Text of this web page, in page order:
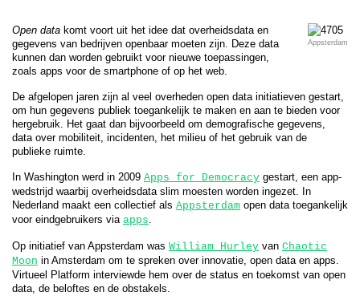
Appsterdam
Open data komt voort uit het idee dat overheidsdata en
gegevens van bedrijven openbaar moeten zijn. Deze data
kunnen dan worden gebruikt voor nieuwe toepassingen,
zoals apps voor de smartphone of op het web.
De afgelopen jaren zijn al veel overheden open data initiatieven gestart,
om hun gegevens publiek toegankelijk te maken en aan te bieden voor
hergebruik. Het gaat dan bijvoorbeeld om demografische gegevens,
data over mobiliteit, incidenten, het milieu of het gebruik van de
publieke ruimte.
In Washington werd in 2009 Apps for Democracy gestart, een app-
wedstrijd waarbij overheidsdata slim moesten worden ingezet. In
Nederland maakt een collectief als Appsterdam open data toegankelijk
voor eindgebruikers via apps.
Op initiatief van Appsterdam was William Hurley van Chaotic
Moon in Amsterdam om te spreken over innovatie, open data en apps.
Virtueel Platform interviewde hem over de status en toekomst van open
data, de beloftes en de obstakels.